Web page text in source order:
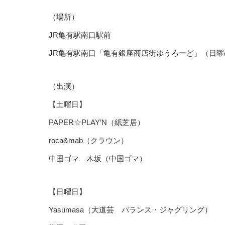
（場所）
JR亀有駅南口駅前
JR亀有駅南口「亀有銀座商店街ゆうろーど」（日
（出演）
【土曜日】
PAPER☆PLAY’N（紙芝居）
roca&mab（クラウン）
中国ゴマ 木坂（中国ゴマ）
【日曜日】
Yasumasa（大道芸 バランス・ジャグリング）